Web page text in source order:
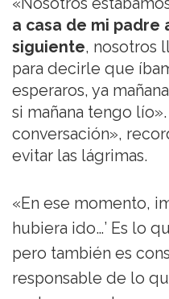
«Nosotros
a casa de mi padre
siguiente, nosotros
para decirle que
esperaros, ya
si mañana tengo
conversación»,
evitar las lágrimas.
«En ese momento,
hubiera ido…’ Es lo
pero también es
responsable de lo